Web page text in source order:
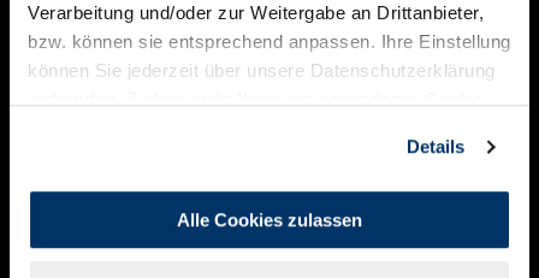
Verarbeitung und/oder zur Weitergabe an Drittanbieter,
bzw. können sie entsprechend anpassen. Ihre Einstellung
können Sie jederzeit über unsere Datenschutzerklärung
Details
Alle Cookies zulassen
1/12